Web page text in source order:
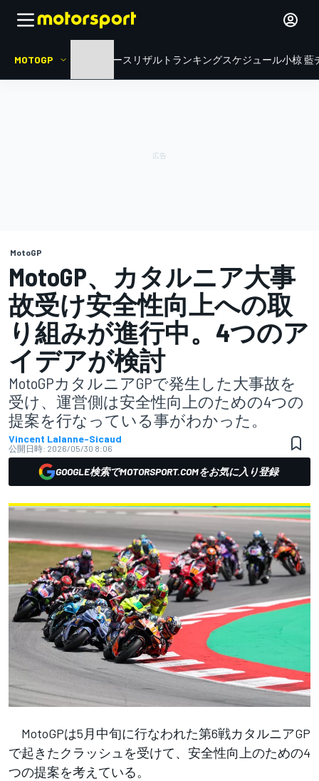
MOTOGP ニュース リザルト ランキングスケジュール小椋 藍
MotoGP
MotoGP、カタルニア大事
故受け安全性向上への取
り組みが進行中。4つのア
イデアが検討
MotoGPカタルニアGPで発生した大事故を
受け、運営側は安全性向上のための4つの
提案を行なっている事がわかった。
Vincent Lalanne-Sicaud
公開日時: 2026/05/30 8:06
GOOGLE検索でMOTORSPORT.COMをお気に入り登録
MotoGPは5月中旬に行なわれた第6戦カタルニアGP
で起きたクラッシュを受けて、安全性向上のための4
つの提案を考えている。